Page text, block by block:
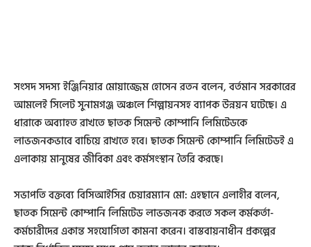
সংসদ সদস্য ইঞ্জিনিয়ার মোয়াজ্জেম হোসেন রতন বলেন, বর্তমান সরকারের
আমলেই সিলেট সুনামগঞ্জ অঞ্চলে শিল্পায়নসহ ব্যাপক উন্নয়ন ঘটেছে। এ
ধারাকে অব্যাহত রাখতে ছাতক সিমেন্ট কোম্পানি লিমিটেডকে
লাভজনকভাবে বাচিয়ে রাখতে হবে। ছাতক সিমেন্ট কোম্পানি লিমিটেডই এ
এলাকায় মানুষের জীবিকা এবং কর্মসংস্থান তৈরি করছে।
সভাপতি বক্তব্যে বিসিআইসির চেয়ারম্যান মো: এহছানে এলাহীর বলেন,
ছাতক সিমেন্ট কোম্পানি লিমিটেড লাভজনক করতে সকল কর্মকর্তা-
কর্মচারীদের একান্ত সহযোগিতা কামনা করেন। বাস্তবায়নাধীন প্রকল্পের